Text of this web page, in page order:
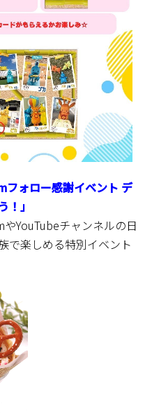
ォロー感謝イベント デ
！」
YouTubeチャンネルの日
で楽しめる特別イベント